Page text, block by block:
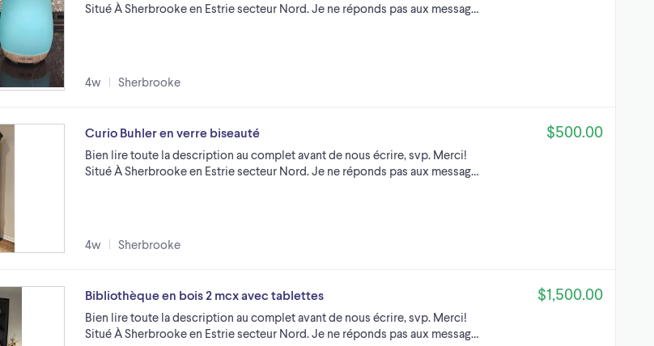
Situé À Sherbrooke en Estrie secteur Nord. Je ne réponds pas aux messag…
4w Sherbrooke
Curio Buhler en verre biseauté
Bien lire toute la description au complet avant de nous écrire, svp. Merci!
Situé À Sherbrooke en Estrie secteur Nord. Je ne réponds pas aux messag…
4w Sherbrooke
$500.00
Bibliothèque en bois 2 mcx avec tablettes
Bien lire toute la description au complet avant de nous écrire, svp. Merci!
Situé À Sherbrooke en Estrie secteur Nord. Je ne réponds pas aux messag…
$1,500.00